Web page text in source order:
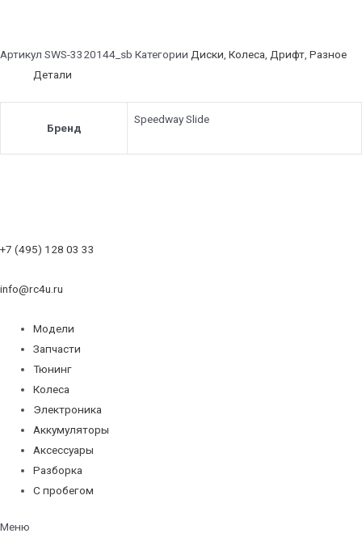
Артикул SWS-3320144_sb Категории Диски, Колеса, Дрифт, Разное
Детали
Бренд
Speedway Slide
+7 (495) 128 03 33
info@rc4u.ru
Модели
Запчасти
Тюнинг
Колеса
Электроника
Аккумуляторы
Аксессуары
Разборка
С пробегом
Меню